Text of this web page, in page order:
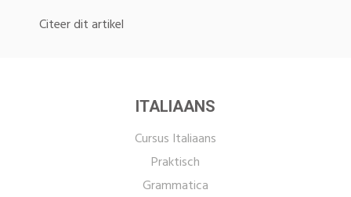
Citeer dit artikel
ITALIAANS
Cursus Italiaans
Praktisch
Grammatica